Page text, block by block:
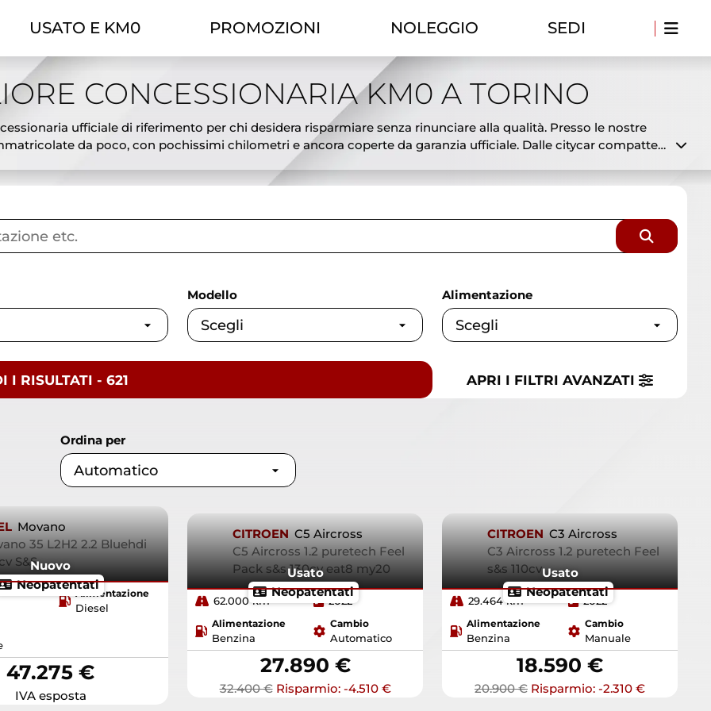
USATO E KM0 PROMOZIONI NOLEGGIO SEDI
CONCESSIONARIA KM0 A TORINO
ufficiale di riferimento per chi desidera risparmiare senza rinunciare alla qualità. Presso le nostre
da poco, con pochissimi chilometri e ancora coperte da garanzia ufficiale. Dalle citycar compatte
l’offerta Theorema ti permette di scegliere tra modelli già disponibili in pronta consegna a prezzi
ideale tra il nuovo e l’usato: veicoli pari al nuovo, subito disponibili e a costi ridotti. Offriamo
offerte auto km0 a Torino e affidati a Theorema, concessionaria ufficiale con esperienza, serietà e
Modello Alimentazione
I RISULTATI - 621 APRI I FILTRI AVANZATI
Ordina per
Movano
35 L2H2 2.2 Bluehdi
S&S
Neopatentati
Nuovo
Alimentazione
Diesel
47.275 €
IVA esposta
CITROEN C5 Aircross
C5 Aircross 1.2 puretech Feel
Pack s&s 130cv eat8 my20
Neopatentati
Usato
62.000 km 2022
Alimentazione
Benzina
Cambio
Automatico
27.890 €
32.400 € Risparmio: -4.510 €
CITROEN C3 Aircross
C3 Aircross 1.2 puretech Feel
s&s 110cv
Neopatentati
Usato
29.464 km 2022
Alimentazione
Benzina
Cambio
Manuale
18.590 €
20.900 € Risparmio: -2.310 €